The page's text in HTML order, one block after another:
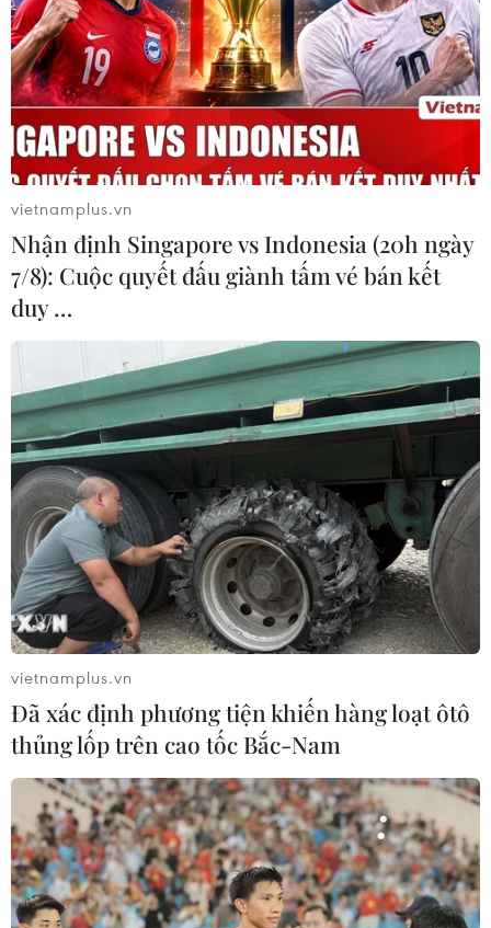
khu vực Bắc Bộ và Trung Bộ
Thời tiết ngày 7/8: Bắc Bộ và Bắc Trung Bộ giảm
mưa về đêm, cục bộ có mưa to
Thời tiết ngày 6/8: Bão số 3 đã di chuyển ra
ngoài Biển Đông
Bão số 3 tiếp tục đổi hướng, di chuyển nhanh
hơn
Áp thấp nhiệt đới mạnh lên thành bão số 3,
vùng ven biển không bị ảnh hưởng
TIN LIÊN QUAN
Hiện tượng El Nino đã bắt đầu xuất hiện ở
Thái Bình Dương
vietnamplus.vn
Nhận định Singapore vs Indonesia (20h ngày
7/8): Cuộc quyết đấu giành tấm vé bán kết
duy …
vietnamplus.vn
Đã xác định phương tiện khiến hàng loạt ôtô
thủng lốp trên cao tốc Bắc-Nam